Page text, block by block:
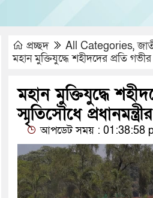
প্রচ্ছদ All Categories,
মহান মুক্তিযুদ্ধে শহীদদের প্রতি
মহান মুক্তিযুদ্ধে
স্মৃতিসৌধে
আপডেট সময় : 01:38:58